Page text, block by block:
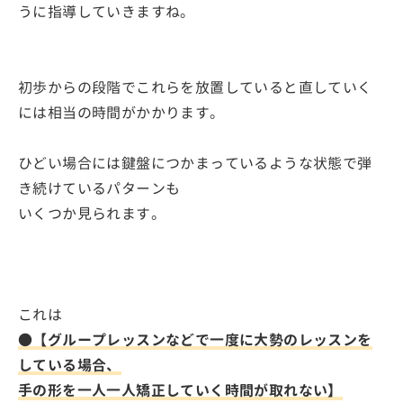
うに指導していきますね。
初歩からの段階でこれらを放置していると直していく
には相当の時間がかかります。
ひどい場合には鍵盤につかまっているような状態で弾
き続けているパターンも
いくつか見られます。
これは
●【グループレッスンなどで一度に大勢のレッスンを
している場合、
手の形を一人一人矯正していく時間が取れない】